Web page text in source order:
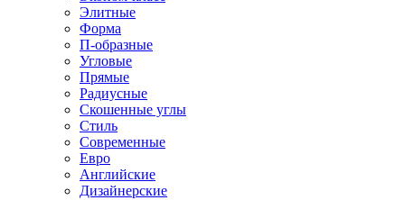
Элитные
Форма
П-образные
Угловые
Прямые
Радиусные
Скошенные углы
Стиль
Современные
Евро
Английские
Дизайнерские